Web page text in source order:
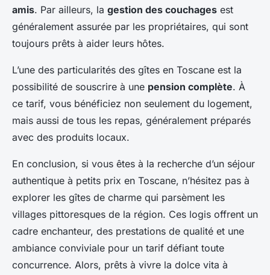
amis. Par ailleurs, la gestion des couchages est
généralement assurée par les propriétaires, qui sont
toujours prêts à aider leurs hôtes.
L’une des particularités des gîtes en Toscane est la
possibilité de souscrire à une pension complète. À
ce tarif, vous bénéficiez non seulement du logement,
mais aussi de tous les repas, généralement préparés
avec des produits locaux.
En conclusion, si vous êtes à la recherche d’un séjour
authentique à petits prix en Toscane, n’hésitez pas à
explorer les gîtes de charme qui parsèment les
villages pittoresques de la région. Ces logis offrent un
cadre enchanteur, des prestations de qualité et une
ambiance conviviale pour un tarif défiant toute
concurrence. Alors, prêts à vivre la dolce vita à